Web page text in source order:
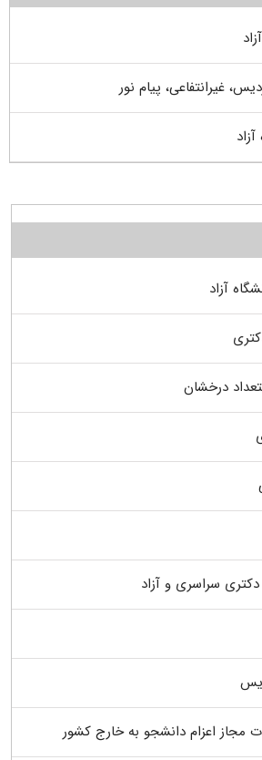
غیرانتفاعی، پیام نور
آزاد
درخشان
دکتری سراسری و آزاد
اعزام دانشجو به خارج کشور